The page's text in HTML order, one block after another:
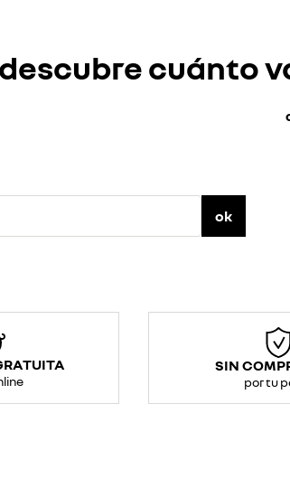
descubre cuánto
ok
SIN
por tu